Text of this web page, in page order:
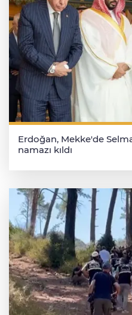
Erdoğan, Mekke'de
namazı kıldı